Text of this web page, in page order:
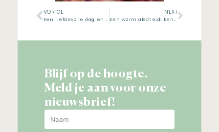
VORIGE
Een liefdevolle dag en beetje spannende dag
NEXT
Een warm afscheid: Een uitvaartreportage doordrenkt met Liefde
Blijf op de hoogte.
Meld je aan voor onze
nieuwsbrief!